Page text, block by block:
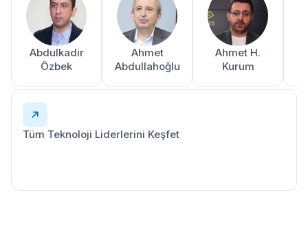
Abdulkadir
Özbek
Ahmet
Abdullahoğlu
Ahmet H.
Kurum
Tüm Teknoloji Liderlerini Keşfet